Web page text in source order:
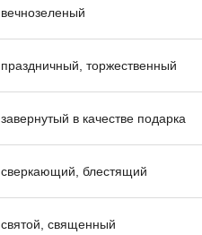
вечнозеленый
праздничный, торжественный
завернутый в качестве подарка
сверкающий, блестящий
святой, священный